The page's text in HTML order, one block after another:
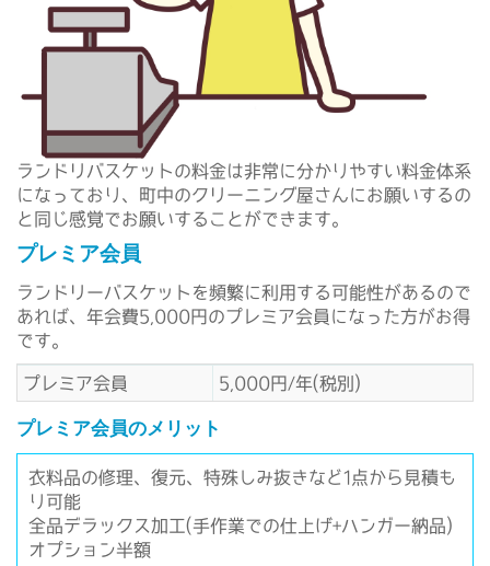
ランドリバスケットの料金は非常に分かりやすい料金体系
になっており、町中のクリーニング屋さんにお願いするの
と同じ感覚でお願いすることができます。
プレミア会員
ランドリーバスケットを頻繁に利用する可能性があるので
あれば、年会費5,000円のプレミア会員になった方がお得
です。
プレミア会員 5,000円/年(税別)
プレミア会員のメリット
衣料品の修理、復元、特殊しみ抜きなど1点から見積も
り可能
全品デラックス加工(手作業での仕上げ+ハンガー納品)
オプション半額